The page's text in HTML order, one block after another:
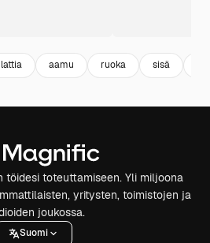
lattia aamu ruoka sisä
töidesi toteuttamiseen. Yli miljoona
yritysten, toimistojen ja
joukossa.
Suomi